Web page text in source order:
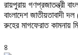
রায়পুরায় গণপ্রজাতন্ত্রী
বাংলাদেশ জাতীয়তাবাদী
রুহের মাগফেরাত কামনায়
৪